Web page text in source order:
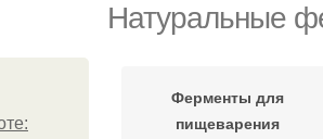
Натуральные
Ферменты для
пищеварения